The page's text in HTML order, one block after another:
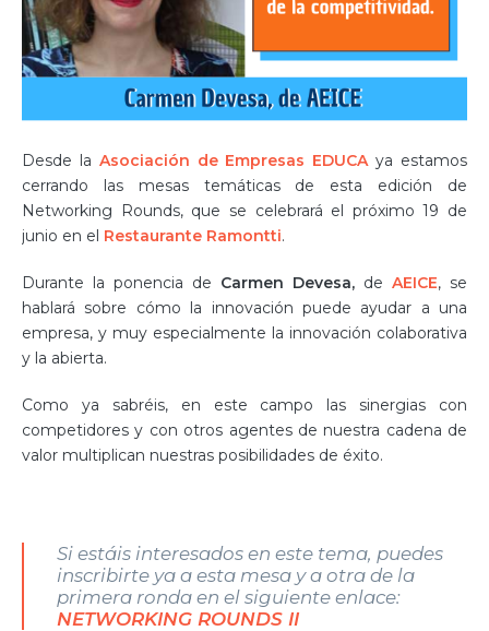
Desde la Asociación de Empresas EDUCAya estamos
cerrando las mesas temáticas de esta edición de
Networking Rounds, que se celebrará el próximo19 de
junio en el Restaurante Ramontti.
Durante la ponencia de Carmen Devesa, de AEICE, se
hablará sobre cómo la innovación puede ayudar a una
empresa, y muy especialmente la innovación colaborativa
y la abierta.
Como ya sabréis, en este campo las sinergias con
competidores y con otros agentes de nuestra cadena de
valor multiplican nuestras posibilidades de éxito.
Si estáis interesados en este tema, puedes
inscribirte ya a esta mesa y a otra de la
primera ronda en el siguiente enlace:
NETWORKING ROUNDS II